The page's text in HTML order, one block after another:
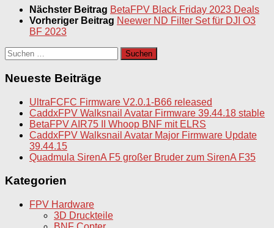
Nächster Beitrag BetaFPV Black Friday 2023 Deals
Vorheriger Beitrag Neewer ND Filter Set für DJI O3
BF 2023
Suchen
nach:
Neueste Beiträge
UltraFCFC Firmware V2.0.1-B66 released
CaddxFPV Walksnail Avatar Firmware 39.44.18 stable
BetaFPV AIR75 II Whoop BNF mit ELRS
CaddxFPV Walksnail Avatar Major Firmware Update
39.44.15
Quadmula SirenA F5 großer Bruder zum SirenA F35
Kategorien
FPV Hardware
3D Druckteile